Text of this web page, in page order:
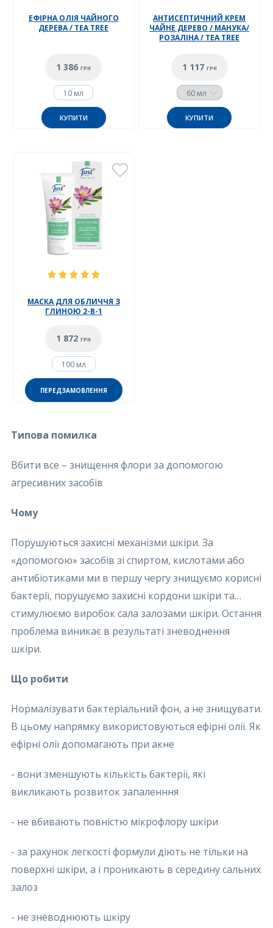
ЕФІРНА ОЛІЯ ЧАЙНОГО
ДЕРЕВА / TEA TREE
1 386 ГРН
10 мл
КУПИТИ
АНТИСЕПТИЧНИЙ КРЕМ
ЧАЙНЕ ДЕРЕВО / МАНУКА/
РОЗАЛІНА / TEA TREE
1 117 ГРН
КУПИТИ
МАСКА ДЛЯ ОБЛИЧЧЯ З
ГЛИНОЮ 2-В-1
1 872 ГРН
100 мл
ПЕРЕДЗАМОВЛЕННЯ
Типова помилка
Вбити все – знищення флори за допомогою
агресивних засобів
Чому
Порушуються захисні механізми шкіри. За
«допомогою» засобів зі спиртом, кислотами або
антибіотиками ми в першу чергу знищуємо корисні
бактерії, порушуємо захисні кордони шкіри та…
стимулюємо виробок сала залозами шкіри. Остання
проблема виникає в результаті зневоднення
шкіри.
Що робити
Нормалізувати бактеріальний фон, а не знищувати.
В цьому напрямку використовуються ефірні олії. Як
ефірні олії допомагають при акне
- вони зменшують кількість бактерії, які
викликають розвиток запаленння
- не вбивають повністю мікрофлору шкіри
- за рахунок легкості формули діють не тільки на
поверхні шкіри, а і проникають в середину сальних
залоз
- не зневоднюють шкіру